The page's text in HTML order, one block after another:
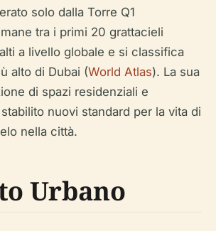
solo dalla Torre Q1
tra i primi 20 grattacieli
a livello globale e si classifica
alto di Dubai (World Atlas). La sua
di spazi residenziali e
nuovi standard per la vita di
nella città.
Urbano